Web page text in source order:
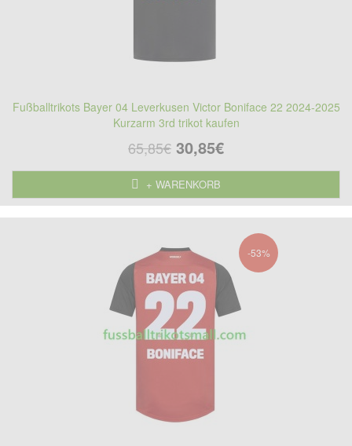
Fußballtrikots Bayer 04 Leverkusen Victor Boniface 22 2024-2025
Kurzarm 3rd trikot kaufen
65,85€ 30,85€
+ WARENKORB
-53%